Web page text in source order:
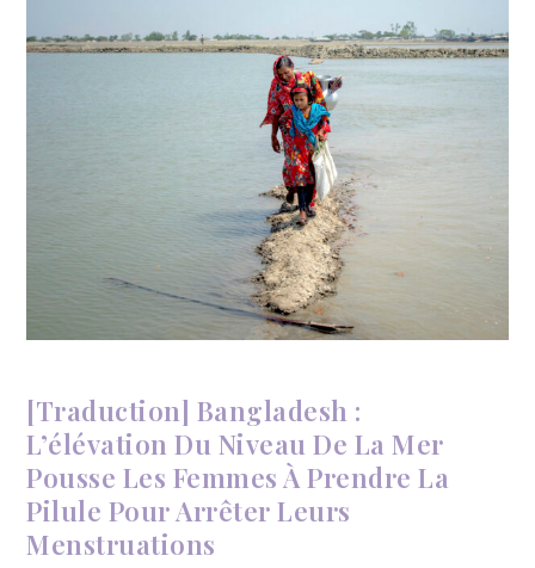
[Traduction] Bangladesh :
L’élévation Du Niveau De La Mer
Pousse Les Femmes À Prendre La
Pilule Pour Arrêter Leurs
Menstruations